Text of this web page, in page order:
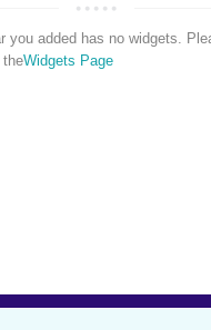
you added has no widgets.
theWidgets Page